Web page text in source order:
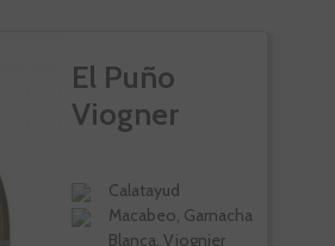
El Puño
Viogner
Calatayud
Macabeo, Garnacha
Blanca, Viognier